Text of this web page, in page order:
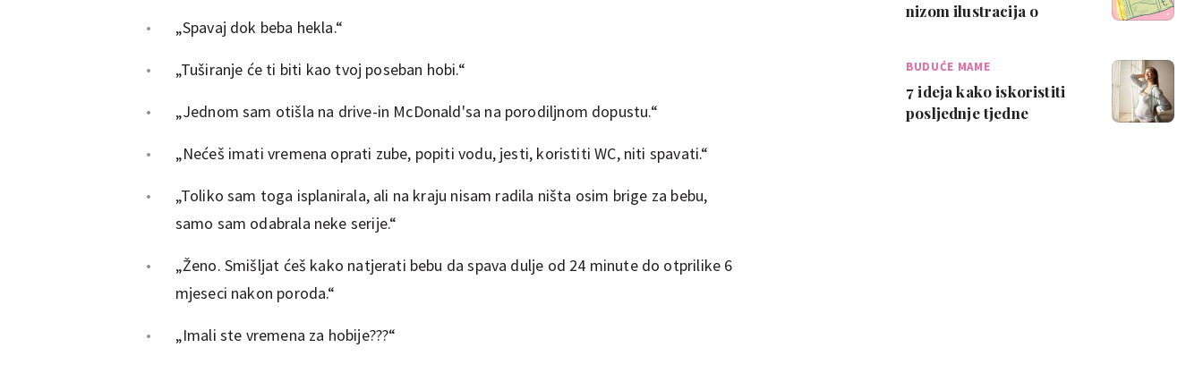
„Spavaj dok beba hekla.“
„Tuširanje će ti biti kao tvoj poseban hobi.“
„Jednom sam otišla na drive-in McDonald'sa na porodiljnom dopustu.“
„Nećeš imati vremena oprati zube, popiti vodu, jesti, koristiti WC, niti spavati.“
„Toliko sam toga isplanirala, ali na kraju nisam radila ništa osim brige za bebu,
samo sam odabrala neke serije.“
„Ženo. Smišljat ćeš kako natjerati bebu da spava dulje od 24 minute do otprilike 6
mjeseci nakon poroda.“
„Imali ste vremena za hobije???“
nizom ilustracija o
BUDUĆE MAME
7 ideja kako iskoristiti
posljednje tjedne